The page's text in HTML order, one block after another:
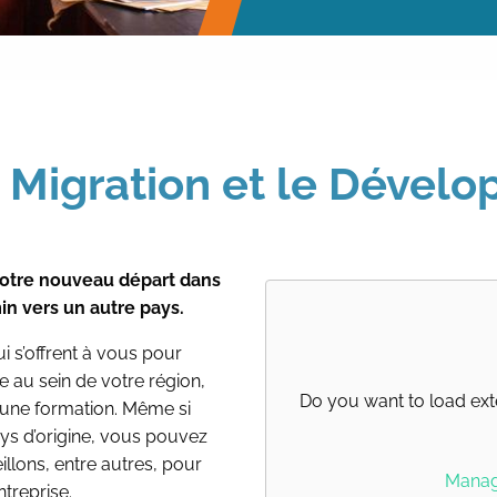
et le
nouveau départ dans
vers un autre pays.
s’offrent à vous pour
au sein de votre région,
formation. Même si
d’origine, vous pouvez
entre autres, pour
Do you want to load